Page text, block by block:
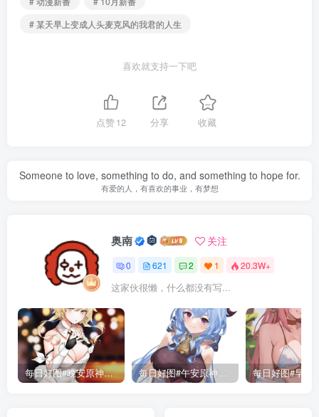
# 某天早上变成人头麦克风的我君的人生
喜欢就支持一下吧
点赞12 分享 收藏
Someone to love, something to do, and something to hope for.
有爱的人，有喜欢的事业，有梦想
奥南 关注
0 621 2 1 20.3W+
这家伙很懒，什么都没有写...
每日好图#晚安原神【221015】